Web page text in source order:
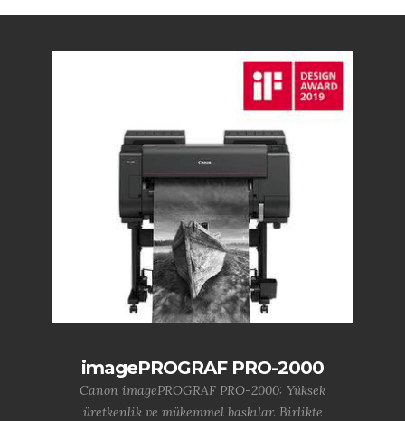
imagePROGRAF PRO-2000
Canon imagePROGRAF PRO-2000: Yüksek
üretkenlik ve mükemmel baskılar. Birlikte